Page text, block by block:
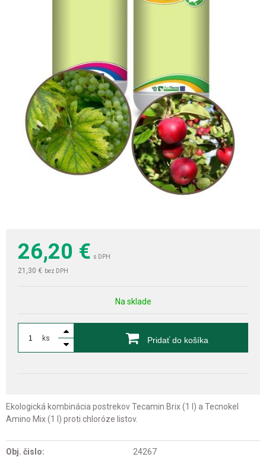
26,20 € s DPH
21,30 € bez DPH
Na sklade
ks Pridať do košíka
Ekologická kombinácia postrekov Tecamin Brix (1 l) a Tecnokel
Amino Mix (1 l) proti chloróze listov.
Obj. čislo: 24267